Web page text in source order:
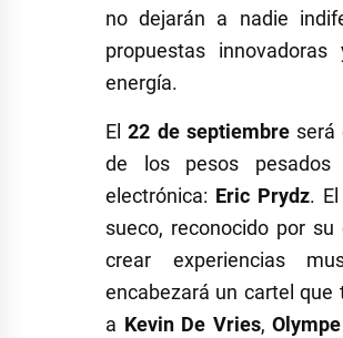
no dejarán a nadie
propuestas
energía.
El22 de septiembreserá
de los pesos
electrónica: Eric Prydz.
sueco, reconocido por su
crear experiencias
encabezará un cartel que
a Kevin De Vries,Olympe